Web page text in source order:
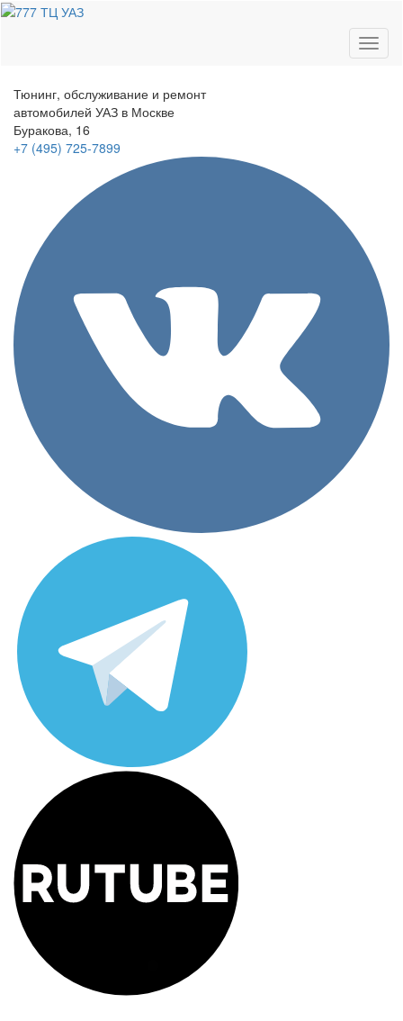
Тюнинг, обслуживание и ремонт
автомобилей УАЗ в Москве
Буракова, 16
+7 (495) 725-7899